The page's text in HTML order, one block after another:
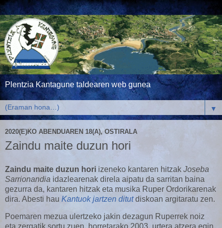
Plentzia Kantagune taldearen web gunea
▼
2020(E)KO ABENDUAREN 18(A), OSTIRALA
Zaindu maite duzun hori
Zaindu maite duzun hori izeneko kantaren hitzak Joseba
Sarrionandia idazlearenak direla aipatu da sarritan baina
gezurra da, kantaren hitzak eta musika Ruper Ordorikarenak
dira. Abesti hau Kantuok jartzen ditutdiskoan argitaratu zen.
Poemaren mezua ulertzeko jakin dezagun Ruperrek noiz